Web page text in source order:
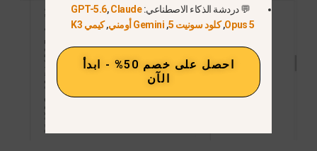
💬 دردشة الذكاء الاصطناعي: GPT-5.6,Claude
Opus 5
,كلود سونيت 5 , Gemini أومني ,كيمي K3
احصل على خصم 50% - ابدأ
الآن